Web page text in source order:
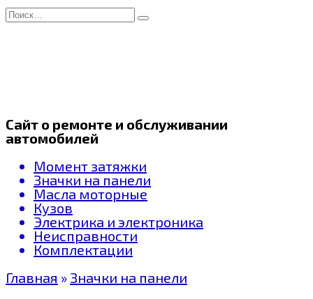
Перейти
к
Search
for:
Сайт о ремонте и обслуживании
автомобилей
Момент затяжки
Значки на панели
Масла моторные
Кузов
Электрика и электроника
Неисправности
Комплектации
Главная » Значки на панели